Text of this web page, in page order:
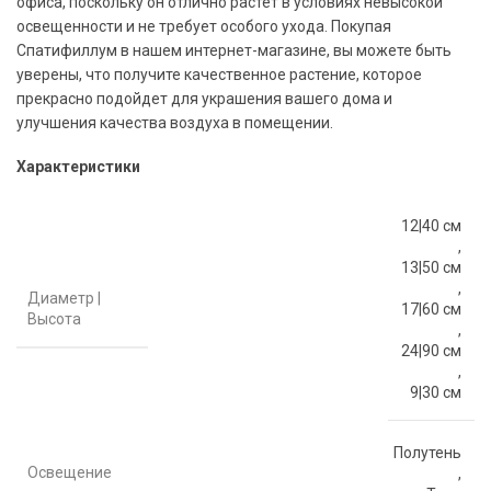
освещенности и не требует особого ухода. Покупая
Спатифиллум в нашем интернет-магазине, вы можете быть
уверены, что получите качественное растение, которое
прекрасно подойдет для украшения вашего дома и
улучшения качества воздуха в помещении.
Характеристики
Диаметр |
Высота
12|40 см
,
13|50 см
,
17|60 см
,
24|90 см
,
9|30 см
Освещение
Полутень
,